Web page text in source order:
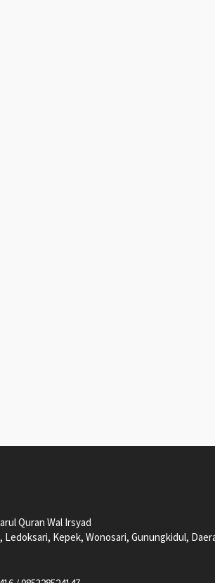
Quran Wal Irsyad
Ledoksari, Kepek, Wonosari, Gunungkidul,